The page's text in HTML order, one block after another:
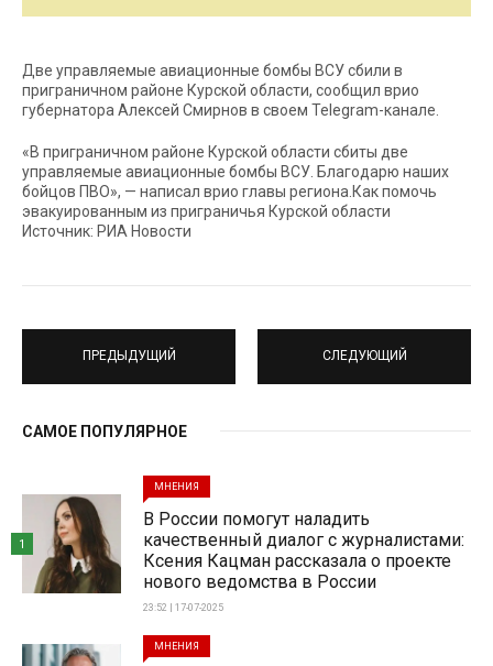
Две управляемые авиационные бомбы ВСУ сбили в
приграничном районе Курской области, сообщил врио
губернатора Алексей Смирнов в своем Telegram-канале.
«В приграничном районе Курской области сбиты две
управляемые авиационные бомбы ВСУ. Благодарю наших
бойцов ПВО», — написал врио главы региона.Как помочь
эвакуированным из приграничья Курской области
Источник: РИА Новости
ПРЕДЫДУЩИЙ СЛЕДУЮЩИЙ
САМОЕ ПОПУЛЯРНОЕ
МНЕНИЯ
В России помогут наладить
качественный диалог с журналистами:
Ксения Кацман рассказала о проекте
нового ведомства в России
23:52 | 17-07-2025
1
МНЕНИЯ